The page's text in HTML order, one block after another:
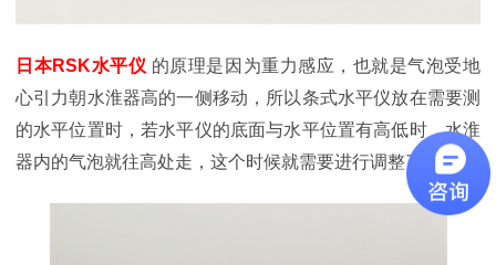
日本RSK水平仪 的原理是因为重力感应，也就是气泡受地
心引力朝水淮器高的一侧移动，所以条式水平仪放在需要测
的水平位置时，若水平仪的底面与水平位置有高低时，水淮
器内的气泡就往高处走，这个时候就需要进行调整了。